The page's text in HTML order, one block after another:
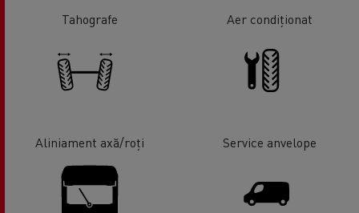
Tahografe Aer condiționat
Aliniament axă/roți Service anvelope